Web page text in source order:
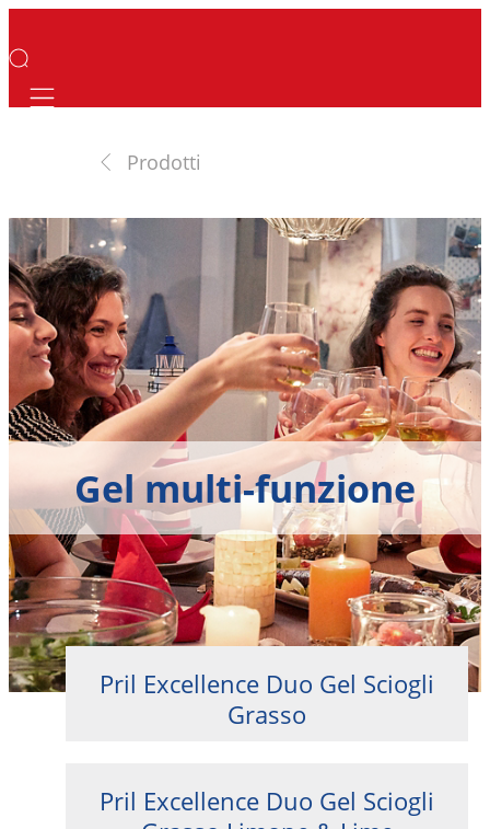
Mobile navigation
Prodotti
Gel multi-funzione
Pril Excellence Duo Gel Sciogli
Grasso
Pril Excellence Duo Gel Sciogli